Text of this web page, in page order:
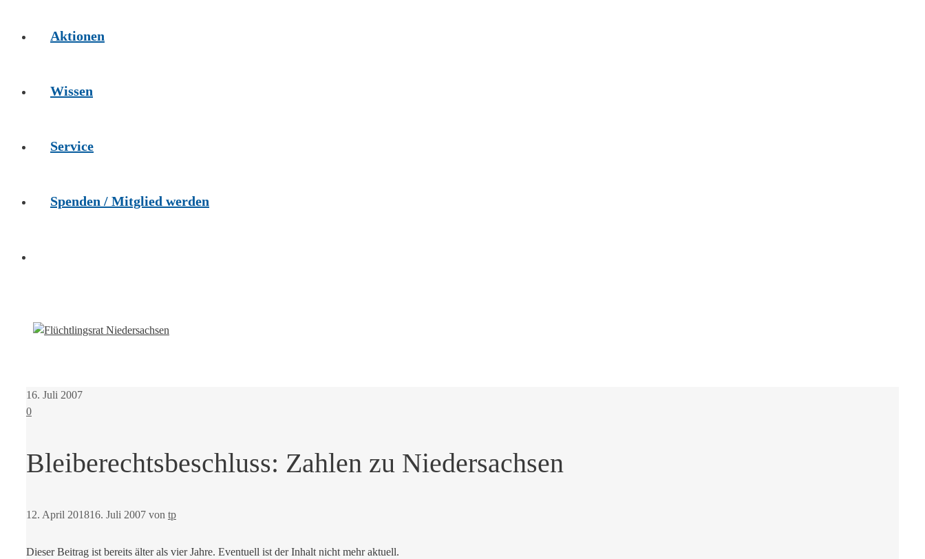
Aktionen
Wissen
Service
Spenden / Mitglied werden
16. Juli 2007
0
Bleiberechtsbeschluss: Zahlen zu Niedersachsen
12. April 201816. Juli 2007 von tp
Dieser Beitrag ist bereits älter als vier Jahre. Eventuell ist der Inhalt nicht mehr aktuell.